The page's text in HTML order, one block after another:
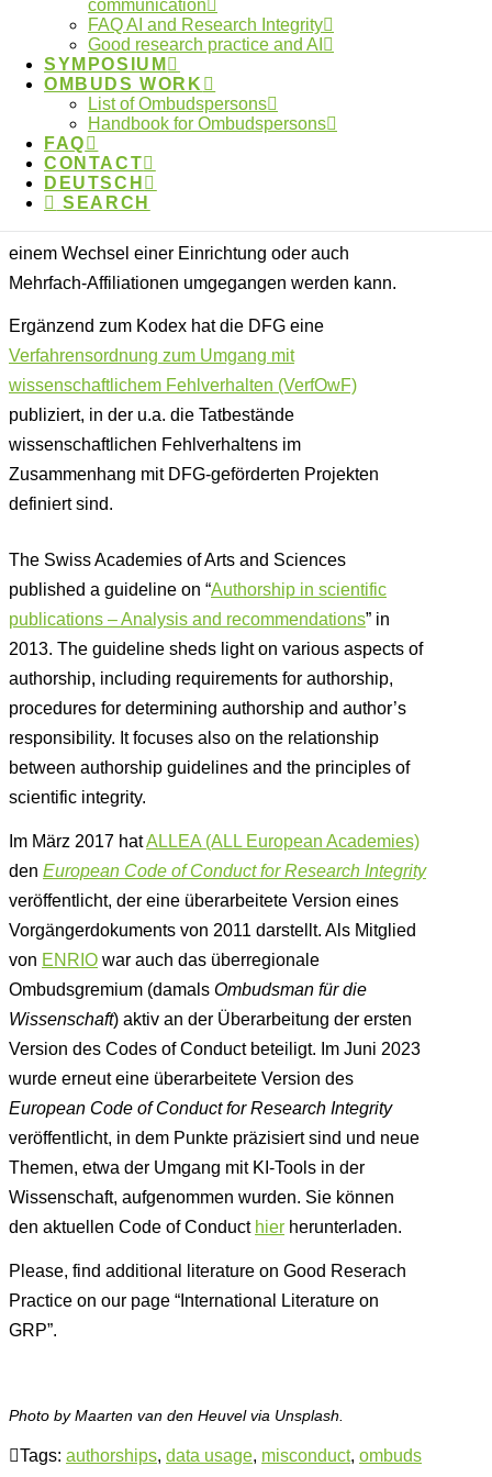
communication
FAQ AI and Research Integrity
Good research practice and AI
SYMPOSIUM
OMBUDS WORK
List of Ombudspersons
Handbook for Ombudspersons
FAQ
CONTACT
DEUTSCH
SEARCH
guten wissenschaftlichen Praxis” (updated in 2023).
This document is available in German only.
Ein ergänzendes Dokument zum Kodex stellen die
Leitlinien zur Nennung von Affiliationen bei
Publikationen” der Hochschulrektorenkonferenz dar,
die 2018 publiziert wurden. Die Leitlinien gehen u.a.
einem Wechsel einer Einrichtung oder auch
Mehrfach-Affiliationen umgegangen werden kann.
Ergänzend zum Kodex hat die DFG eine
Verfahrensordnung zum Umgang mit
wissenschaftlichem Fehlverhalten (VerfOwF)
publiziert, in der u.a. die Tatbestände
wissenschaftlichen Fehlverhaltens im
Zusammenhang mit DFG-geförderten Projekten
definiert sind.
The Swiss Academies of Arts and Sciences
published a guideline on “Authorship in scientific
publications – Analysis and recommendations” in
2013. The guideline sheds light on various aspects of
authorship, including requirements for authorship,
procedures for determining authorship and author’s
responsibility. It focuses also on the relationship
between authorship guidelines and the principles of
scientific integrity.
Im März 2017 hatALLEA (ALL European Academies)
den European Code of Conduct for Research Integrity
veröffentlicht, der eine überarbeitete Version eines
Vorgängerdokuments von 2011 darstellt. Als Mitglied
von ENRIO war auch das überregionale
Ombudsgremium (damals Ombudsman für die
Wissenschaft) aktiv an der Überarbeitung der ersten
Version des Codes of Conduct beteiligt. Im Juni 2023
wurde erneut eine überarbeitete Version des
European Code of Conduct for Research Integrity
veröffentlicht, in dem Punkte präzisiert sind und neue
Themen, etwa der Umgang mit KI-Tools in der
Wissenschaft, aufgenommen wurden. Sie können
den aktuellen Code of Conduct hier herunterladen.
Please, find additional literature on Good Reserach
Practice on our page “International Literature on
GRP”.
Photo by Maarten van den Heuvel via Unsplash.
Tags: authorships, data usage, misconduct, ombuds